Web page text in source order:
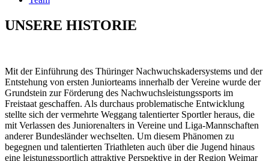
UNSERE HISTORIE
Mit der Einführung des Thüringer Nachwuchskadersystems und der
Entstehung von ersten Juniorteams innerhalb der Vereine wurde der
Grundstein zur Förderung des Nachwuchsleistungssports im
Freistaat geschaffen. Als durchaus problematische Entwicklung
stellte sich der vermehrte Weggang talentierter Sportler heraus, die
mit Verlassen des Juniorenalters in Vereine und Liga-Mannschaften
anderer Bundesländer wechselten. Um diesem Phänomen zu
begegnen und talentierten Triathleten auch über die Jugend hinaus
eine leistungssportlich attraktive Perspektive in der Region Weimar